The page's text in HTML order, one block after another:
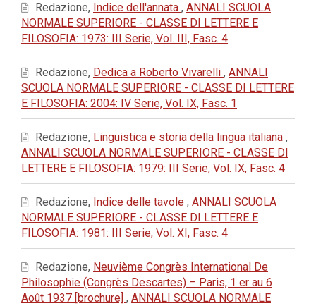
Redazione, Indice dell'annata , ANNALI SCUOLA
NORMALE SUPERIORE - CLASSE DI LETTERE E
FILOSOFIA: 1973: III Serie, Vol. III, Fasc. 4
Redazione, Dedica a Roberto Vivarelli , ANNALI
SCUOLA NORMALE SUPERIORE - CLASSE DI LETTERE
E FILOSOFIA: 2004: IV Serie, Vol. IX, Fasc. 1
Redazione, Linguistica e storia della lingua italiana ,
ANNALI SCUOLA NORMALE SUPERIORE - CLASSE DI
LETTERE E FILOSOFIA: 1979: III Serie, Vol. IX, Fasc. 4
Redazione, Indice delle tavole , ANNALI SCUOLA
NORMALE SUPERIORE - CLASSE DI LETTERE E
FILOSOFIA: 1981: III Serie, Vol. XI, Fasc. 4
Redazione, Neuvième Congrès International De
Philosophie (Congrès Descartes) – Paris, 1 er au 6
Août 1937 [brochure] , ANNALI SCUOLA NORMALE